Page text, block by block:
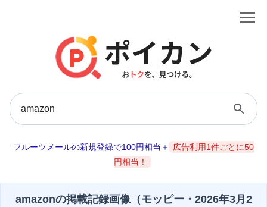
フルーツメールの新規登録で100円相当＋
広告利用1件ごとに50
円相当！
amazonの掲載記録画像（モッピー・2026年3月2